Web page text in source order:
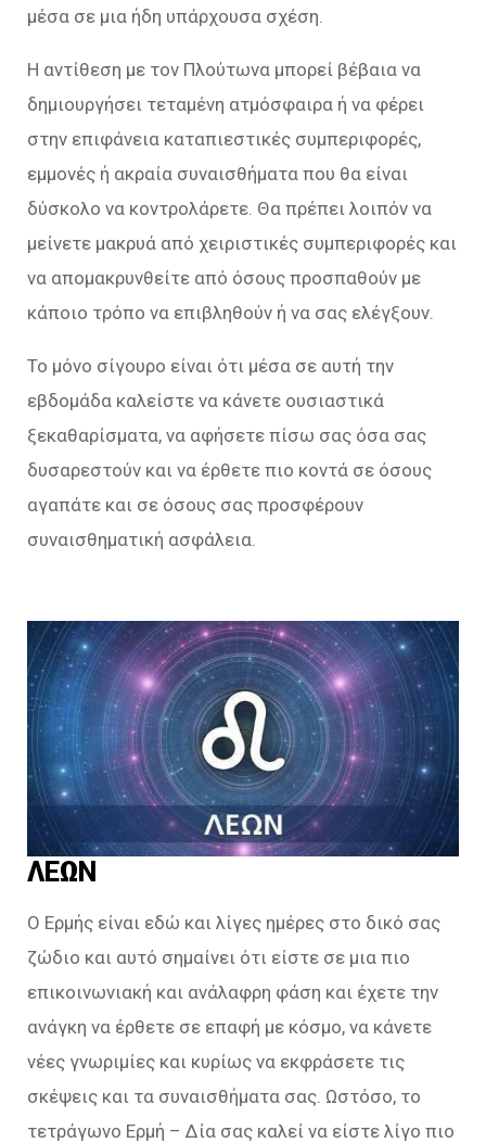
μέσα σε μια ήδη υπάρχουσα σχέση.
Η αντίθεση με τον Πλούτωνα μπορεί βέβαια να
δημιουργήσει τεταμένη ατμόσφαιρα ή να φέρει
στην επιφάνεια καταπιεστικές συμπεριφορές,
εμμονές ή ακραία συναισθήματα που θα είναι
δύσκολο να κοντρολάρετε. Θα πρέπει λοιπόν να
μείνετε μακρυά από χειριστικές συμπεριφορές και
να απομακρυνθείτε από όσους προσπαθούν με
κάποιο τρόπο να επιβληθούν ή να σας ελέγξουν.
Το μόνο σίγουρο είναι ότι μέσα σε αυτή την
εβδομάδα καλείστε να κάνετε ουσιαστικά
ξεκαθαρίσματα, να αφήσετε πίσω σας όσα σας
δυσαρεστούν και να έρθετε πιο κοντά σε όσους
αγαπάτε και σε όσους σας προσφέρουν
συναισθηματική ασφάλεια.
ΛΕΩΝ
Ο Ερμής είναι εδώ και λίγες ημέρες στο δικό σας
ζώδιο και αυτό σημαίνει ότι είστε σε μια πιο
επικοινωνιακή και ανάλαφρη φάση και έχετε την
ανάγκη να έρθετε σε επαφή με κόσμο, να κάνετε
νέες γνωριμίες και κυρίως να εκφράσετε τις
σκέψεις και τα συναισθήματα σας. Ωστόσο, το
τετράγωνο Ερμή – Δία σας καλεί να είστε λίγο πιο